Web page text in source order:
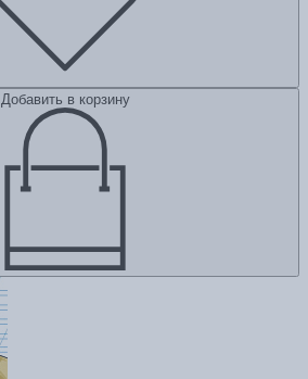
Добавить в корзину